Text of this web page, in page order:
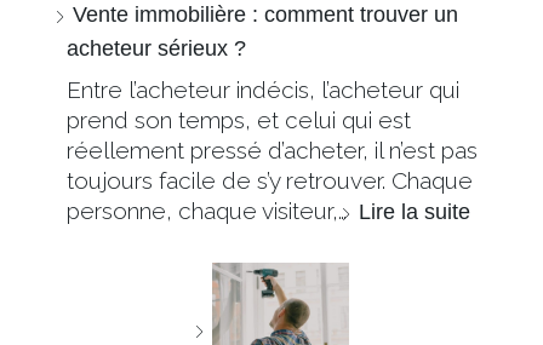
Vente immobilière : comment trouver un
acheteur sérieux ?
Entre l’acheteur indécis, l’acheteur qui
prend son temps, et celui qui est
réellement pressé d’acheter, il n’est pas
toujours facile de s’y retrouver. Chaque
personne, chaque visiteur,… Lire la suite